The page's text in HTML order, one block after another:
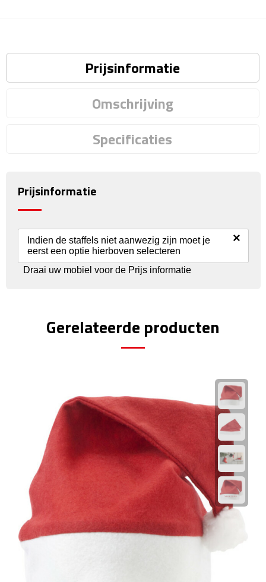
Reisstekkers
Reissetjes
Auto Accessoires
Auto onderhoud
Auto organizers
Auto telefoonhouders
Veiligheidshamers
Veiligheidssets
Zonneschermen
Fiets Accessoires
Fietsbellen
Fietstassen
Prijsinformatie
Omschrijving
Specificaties
Prijsinformatie
Indien de staffels niet aanwezig zijn moet je
eerst een optie hierboven selecteren
×
Draai uw mobiel voor de Prijs informatie
Gerelateerde producten